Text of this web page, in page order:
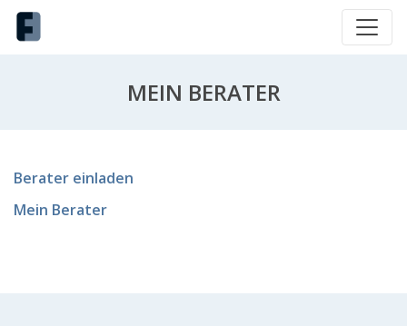
MEIN BERATER
Berater einladen
Mein Berater